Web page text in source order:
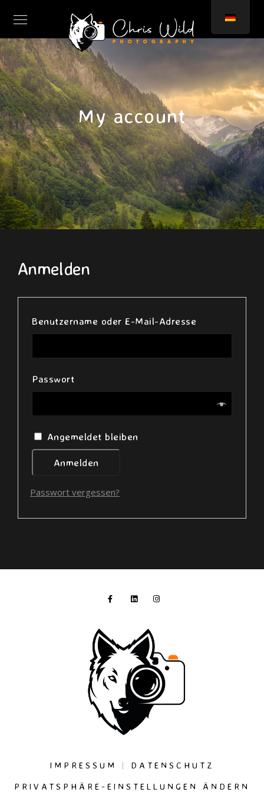
My account
Anmelden
Benutzername oder E-Mail-Adresse
Passwort
Angemeldet bleiben
Anmelden
Passwort vergessen?
IMPRESSUM | DATENSCHUTZ
PRIVATSPHÄRE-EINSTELLUNGEN ÄNDERN